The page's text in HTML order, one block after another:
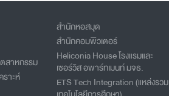
สาหกรรม
าะห์
สำนักหอสมุด
สำนักคอมพิวเตอร์
Heliconia House โรงแรมและ
เซอร์วิส อพาร์ทเมนท์ มจธ.
ETS Tech Integration (แหล่งรวม